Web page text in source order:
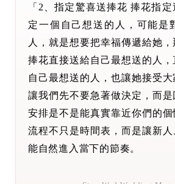
「2、指定驚喜送捧花 捧花指
定一個自己想送的人，可能是
人，就是想要把幸福傳遞給她
捧花直接送給自己最想送的人
自己最想送的人，也讓她接受
讓我們先不要急著做決定，而
安排是不是能真實靠近你們的
流程不只是時間表，而是讓新
能自然進入當下的節奏。